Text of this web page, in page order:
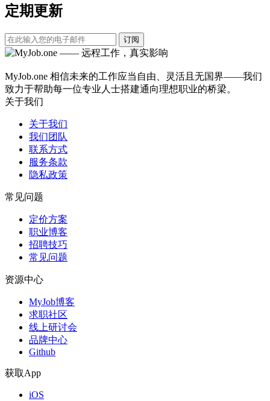
定期更新
订阅
MyJob.one 相信未来的工作应当自由、灵活且无国界——我们
致力于帮助每一位专业人士搭建通向理想职业的桥梁。
关于我们
关于我们
我们团队
联系方式
服务条款
隐私政策
常见问题
定价方案
职业博客
招聘技巧
常见问题
资源中心
MyJob博客
求职社区
线上研讨会
品牌中心
Github
获取App
iOS